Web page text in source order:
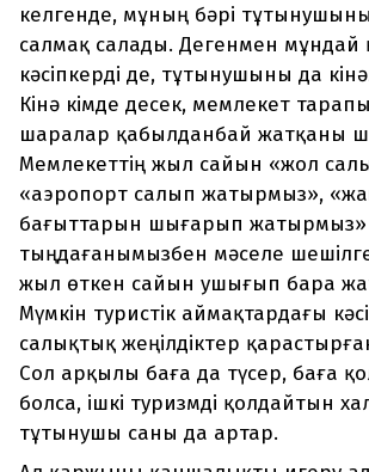
келгенде, мұның бәрі
салмақ салады. Дегенмен мұндай
кәсіпкерді де, тұтынушыны да
Кінә кімде десек, мемлекет
шаралар қабылданбай жатқаны
Мемлекеттің жыл сайын «жол
«аэропорт салып жатырмыз»,
бағыттарын шығарып жатырмыз»
тыңдағанымызбен мәселе
жыл өткен сайын ушығып бара
Мүмкін туристік аймақтардағы
салықтық жеңілдіктер
Сол арқылы баға да түсер, баға
болса, ішкі туризмді қолдайтын
тұтынушы саны да артар.